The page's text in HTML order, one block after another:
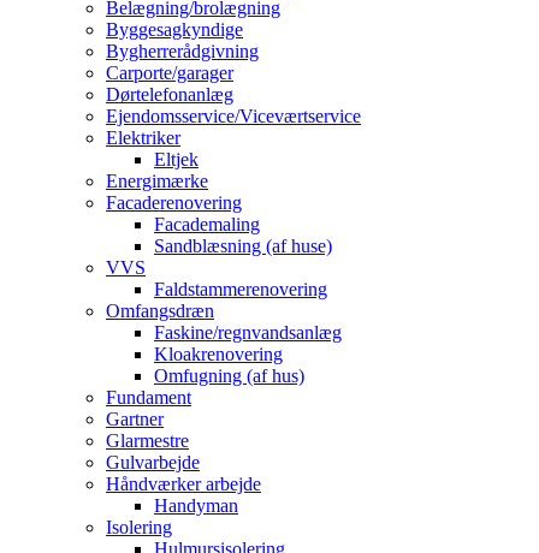
Belægning/brolægning
Byggesagkyndige
Bygherrerådgivning
Carporte/garager
Dørtelefonanlæg
Ejendomsservice/Viceværtservice
Elektriker
Eltjek
Energimærke
Facaderenovering
Facademaling
Sandblæsning (af huse)
VVS
Faldstammerenovering
Omfangsdræn
Faskine/regnvandsanlæg
Kloakrenovering
Omfugning (af hus)
Fundament
Gartner
Glarmestre
Gulvarbejde
Håndværker arbejde
Handyman
Isolering
Hulmursisolering